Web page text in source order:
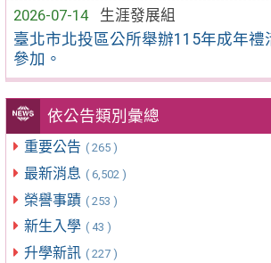
2026-07-14
生涯發展組
臺北市北投區公所舉辦115年成年禮
參加。
依公告類別彙總
重要公告 ( 265 )
最新消息 ( 6,502 )
榮譽事蹟 ( 253 )
新生入學 ( 43 )
升學新訊 ( 227 )